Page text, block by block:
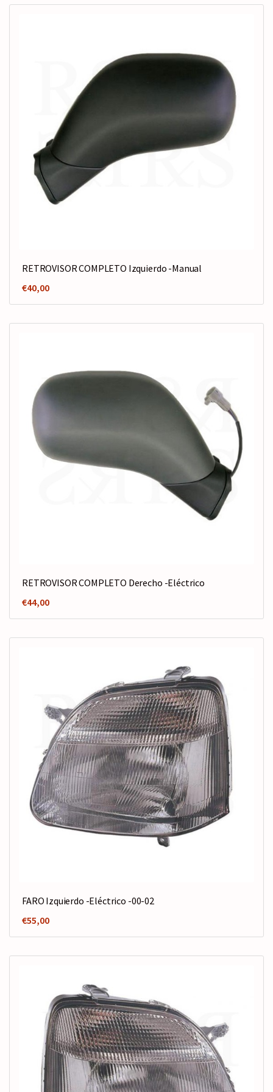
RETROVISOR COMPLETO Izquierdo -Manual
€40,00
RETROVISOR COMPLETO Derecho -Eléctrico
€44,00
FARO Izquierdo -Eléctrico -00-02
€55,00